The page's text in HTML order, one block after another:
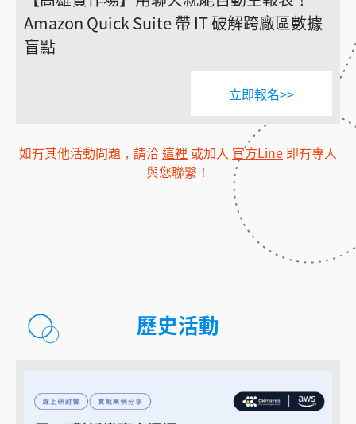
Amazon Quick Suite 帶 IT 破解跨廠區數據
盲點
立即報名>>
如有其他活動問題，請洽這裡 或加入 官方Line 即有專人
與您聯繫！
歷史活動